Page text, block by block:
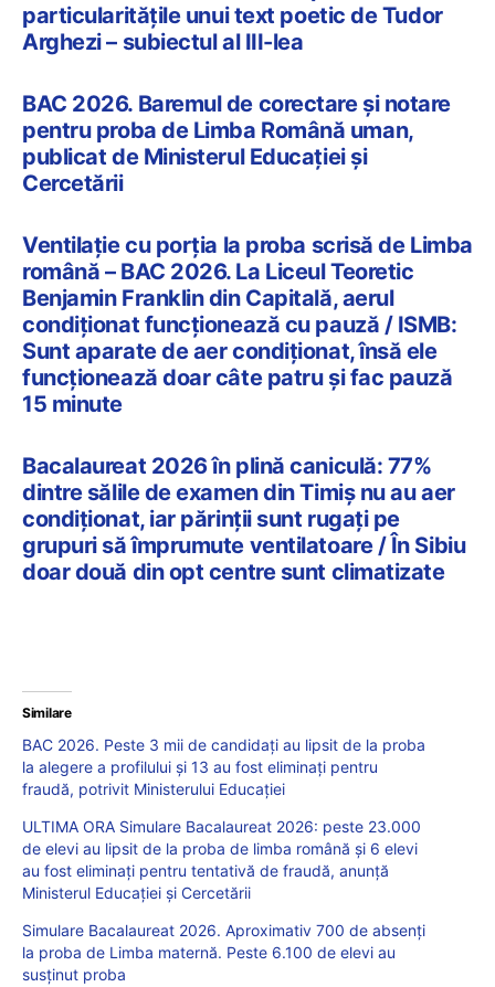
particularitățile unui text poetic de Tudor
Arghezi – subiectul al III-lea
BAC 2026. Baremul de corectare și notare
pentru proba de Limba Română uman,
publicat de Ministerul Educației și
Cercetării
Ventilație cu porția la proba scrisă de Limba
română – BAC 2026. La Liceul Teoretic
Benjamin Franklin din Capitală, aerul
condiționat funcționează cu pauză / ISMB:
Sunt aparate de aer condiționat, însă ele
funcționează doar câte patru și fac pauză
15 minute
Bacalaureat 2026 în plină caniculă: 77%
dintre sălile de examen din Timiș nu au aer
condiționat, iar părinții sunt rugați pe
grupuri să împrumute ventilatoare / În Sibiu
doar două din opt centre sunt climatizate
Similare
BAC 2026. Peste 3 mii de candidați au lipsit de la proba
la alegere a profilului și 13 au fost eliminați pentru
fraudă, potrivit Ministerului Educației
ULTIMA ORA Simulare Bacalaureat 2026: peste 23.000
de elevi au lipsit de la proba de limba română și 6 elevi
au fost eliminați pentru tentativă de fraudă, anunță
Ministerul Educației și Cercetării
Simulare Bacalaureat 2026. Aproximativ 700 de absenți
la proba de Limba maternă. Peste 6.100 de elevi au
susținut proba